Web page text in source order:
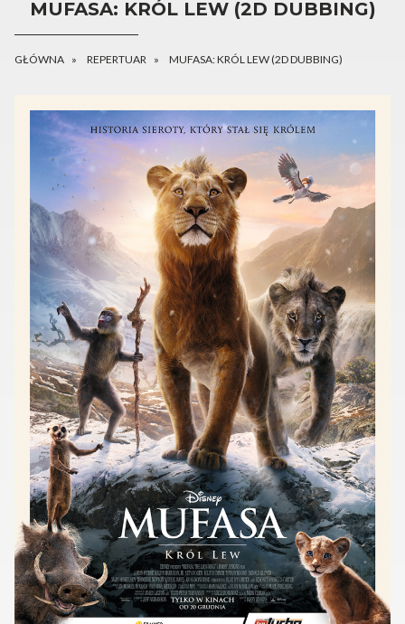
MUFASA: KRÓL LEW (2D DUBBING)
GŁÓWNA REPERTUAR MUFASA: KRÓL LEW (2D DUBBING)